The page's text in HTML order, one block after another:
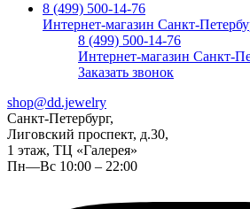
8 (499) 500-14-76
Интернет-магазин Санкт-
8 (499) 500-14-76
Интернет-магазин Санкт-
Заказать звонок
shop@dd.jewelry
Санкт-Петербург,
Лиговский проспект, д.30,
1 этаж, ТЦ «Галерея»
Пн—Вс 10:00 – 22:00